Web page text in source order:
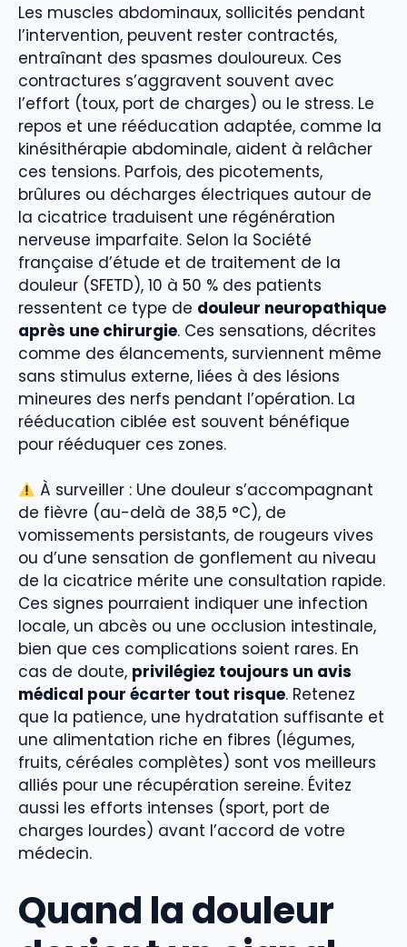
Les muscles abdominaux, sollicités pendant
l’intervention, peuvent rester contractés,
entraînant des spasmes douloureux. Ces
contractures s’aggravent souvent avec
l’effort (toux, port de charges) ou le stress. Le
repos et une rééducation adaptée, comme la
kinésithérapie abdominale, aident à relâcher
ces tensions. Parfois, des picotements,
brûlures ou décharges électriques autour de
la cicatrice traduisent une régénération
nerveuse imparfaite. Selon la Société
française d’étude et de traitement de la
douleur (SFETD), 10 à 50 % des patients
ressentent ce type de douleur neuropathique
après une chirurgie. Ces sensations, décrites
comme des élancements, surviennent même
sans stimulus externe, liées à des lésions
mineures des nerfs pendant l’opération. La
rééducation ciblée est souvent bénéfique
pour rééduquer ces zones.
À surveiller : Une douleur s’accompagnant
de fièvre (au-delà de 38,5 °C), de
vomissements persistants, de rougeurs vives
ou d’une sensation de gonflement au niveau
de la cicatrice mérite une consultation rapide.
Ces signes pourraient indiquer une infection
locale, un abcès ou une occlusion intestinale,
bien que ces complications soient rares. En
cas de doute, privilégiez toujours un avis
médical pour écarter tout risque. Retenez
que la patience, une hydratation suffisante et
une alimentation riche en fibres (légumes,
fruits, céréales complètes) sont vos meilleurs
alliés pour une récupération sereine. Évitez
aussi les efforts intenses (sport, port de
charges lourdes) avant l’accord de votre
médecin.
Quand la douleur